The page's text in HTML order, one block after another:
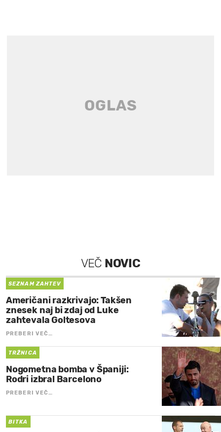
VEČ NOVIC
SEZNAM ZAHTEV
Američani razkrivajo: Takšen
znesek naj bi zdaj od Luke
zahtevala Goltesova
PREBERI VEČ…
TRŽNICA
Nogometna bomba v Španiji:
Rodri izbral Barcelono
PREBERI VEČ…
BITKA